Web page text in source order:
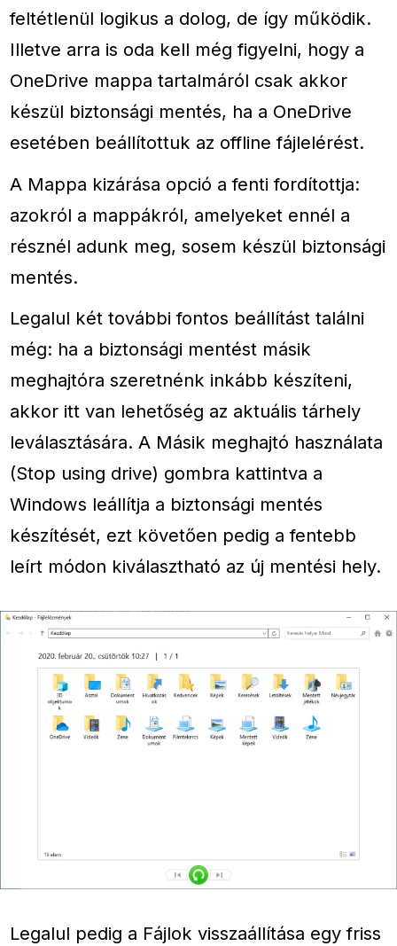
feltétlenül logikus a dolog, de így működik.
Illetve arra is oda kell még figyelni, hogy a
OneDrive mappa tartalmáról csak akkor
készül biztonsági mentés, ha a OneDrive
esetében beállítottuk az offline fájlelérést.
A Mappa kizárása opció a fenti fordítottja:
azokról a mappákról, amelyeket ennél a
résznél adunk meg, sosem készül biztonsági
mentés.
Legalul két további fontos beállítást találni
még: ha a biztonsági mentést másik
meghajtóra szeretnénk inkább készíteni,
akkor itt van lehetőség az aktuális tárhely
leválasztására. A Másik meghajtó használata
(Stop using drive) gombra kattintva a
Windows leállítja a biztonsági mentés
készítését, ezt követően pedig a fentebb
leírt módon kiválasztható az új mentési hely.
Legalul pedig a Fájlok visszaállítása egy friss